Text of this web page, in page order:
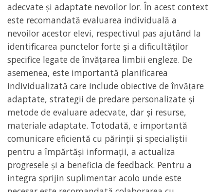
adecvate și adaptate nevoilor lor. În acest context
este recomandată evaluarea individuală a
nevoilor acestor elevi, respectivul pas ajutând la
identificarea punctelor forte și a dificultăților
specifice legate de învățarea limbii engleze. De
asemenea, este importantă planificarea
individualizată care include obiective de învățare
adaptate, strategii de predare personalizate și
metode de evaluare adecvate, dar și resurse,
materiale adaptate. Totodată, e importantă
comunicare eficientă cu părinții și specialiștii
pentru a împărtăși informații, a actualiza
progresele și a beneficia de feedback. Pentru a
integra sprijin suplimentar acolo unde este